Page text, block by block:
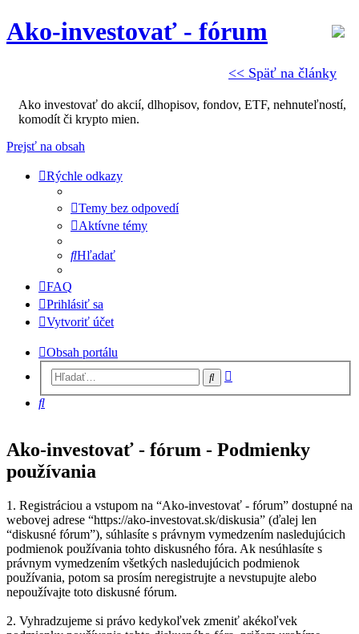
<< Späť na články
Ako-investovať - fórum
Ako investovať do akcií, dlhopisov, fondov, ETF, nehnuteľností,
komodít či krypto mien.
Prejsť na obsah
Rýchle odkazy
Temy bez odpovedí
Aktívne témy
Hľadať
FAQ
Prihlásiť sa
Vytvoriť účet
Obsah portálu
Hľadať
Hľadať
Ako-investovať - fórum - Podmienky
používania
1. Registráciou a vstupom na “Ako-investovať - fórum” dostupné na
webovej adrese “https://ako-investovat.sk/diskusia” (ďalej len
“diskusné fórum”), súhlasíte s právnym vymedzením nasledujúcich
podmienok používania tohto diskusného fóra. Ak nesúhlasíte s
právnym vymedzením všetkých nasledujúcich podmienok
používania, potom sa prosím neregistrujte a nevstupujte alebo
nepoužívajte toto diskusné fórum.
2. Vyhradzujeme si právo kedykoľvek zmeniť akékoľvek